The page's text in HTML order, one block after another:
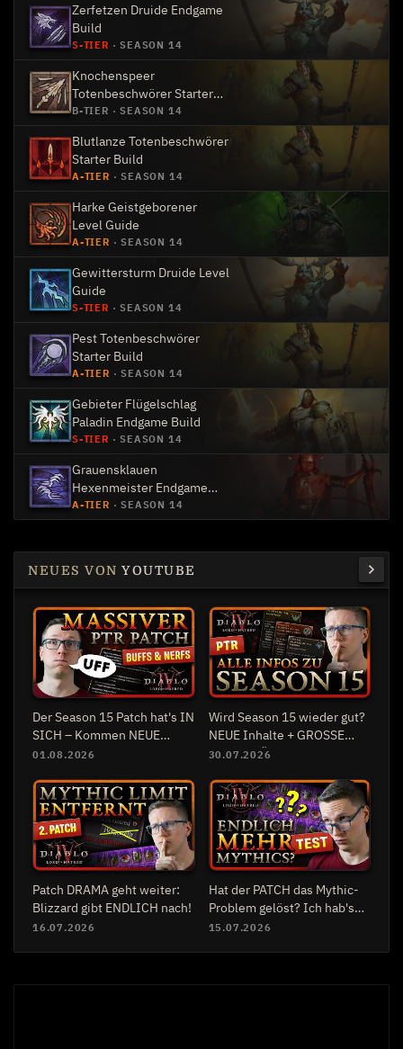
Zerfetzen Druide Endgame
Build
S-TIER · SEASON 14
Knochenspeer
Totenbeschwörer Starter
Build
B-TIER · SEASON 14
Blutlanze Totenbeschwörer
Starter Build
A-TIER · SEASON 14
Harke Geistgeborener
Level Guide
A-TIER · SEASON 14
Gewittersturm Druide Level
Guide
S-TIER · SEASON 14
Pest Totenbeschwörer
Starter Build
A-TIER · SEASON 14
Gebieter Flügelschlag
Paladin Endgame Build
S-TIER · SEASON 14
Grauensklauen
Hexenmeister Endgame
Build
A-TIER · SEASON 14
NEUES VON YOUTUBE
Der Season 15 Patch hat's IN
SICH – Kommen NEUE
Meta-Builds?
01.08.2026
Wird Season 15 wieder gut?
NEUE Inhalte + GROSSE
Blizzcon Überraschung?
30.07.2026
Patch DRAMA geht weiter:
Blizzard gibt ENDLICH nach!
16.07.2026
Hat der PATCH das Mythic-
Problem gelöst? Ich hab's
getestet!
15.07.2026